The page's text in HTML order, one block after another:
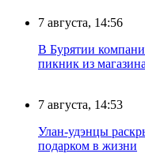
7 августа, 14:56
В Бурятии
пикник из
7 августа, 14:53
Улан-удэнцы
подарком в жизни